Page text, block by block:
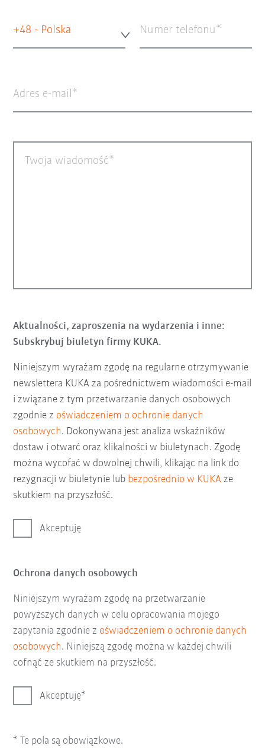
+48 - Polska Numer telefonu
Adres e-mail
Twoja wiadomość
Aktualności, zaproszenia na wydarzenia i inne:
Subskrybuj biuletyn firmy KUKA.
Niniejszym wyrażam zgodę na regularne otrzymywanie
newslettera KUKA za pośrednictwem wiadomości e-mail
i związane z tym przetwarzanie danych osobowych
zgodnie z oświadczeniem o ochronie danych
osobowych. Dokonywana jest analiza wskaźników
dostaw i otwarć oraz klikalności w biuletynach. Zgodę
można wycofać w dowolnej chwili, klikając na link do
rezygnacji w biuletynie lub bezpośrednio w KUKA ze
skutkiem na przyszłość.
Akceptuję
Ochrona danych osobowych
Niniejszym wyrażam zgodę na przetwarzanie
powyższych danych w celu opracowania mojego
zapytania zgodnie z oświadczeniem o ochronie danych
osobowych. Niniejszą zgodę można w każdej chwili
cofnąć ze skutkiem na przyszłość.
Akceptuję
* Te pola są obowiązkowe.